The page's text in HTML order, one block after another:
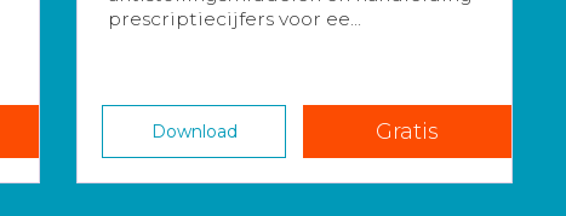
prescriptiecijfers voor ee...
Download Gratis